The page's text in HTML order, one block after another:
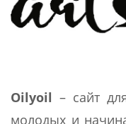
Oilyoil – cайт
молодых и